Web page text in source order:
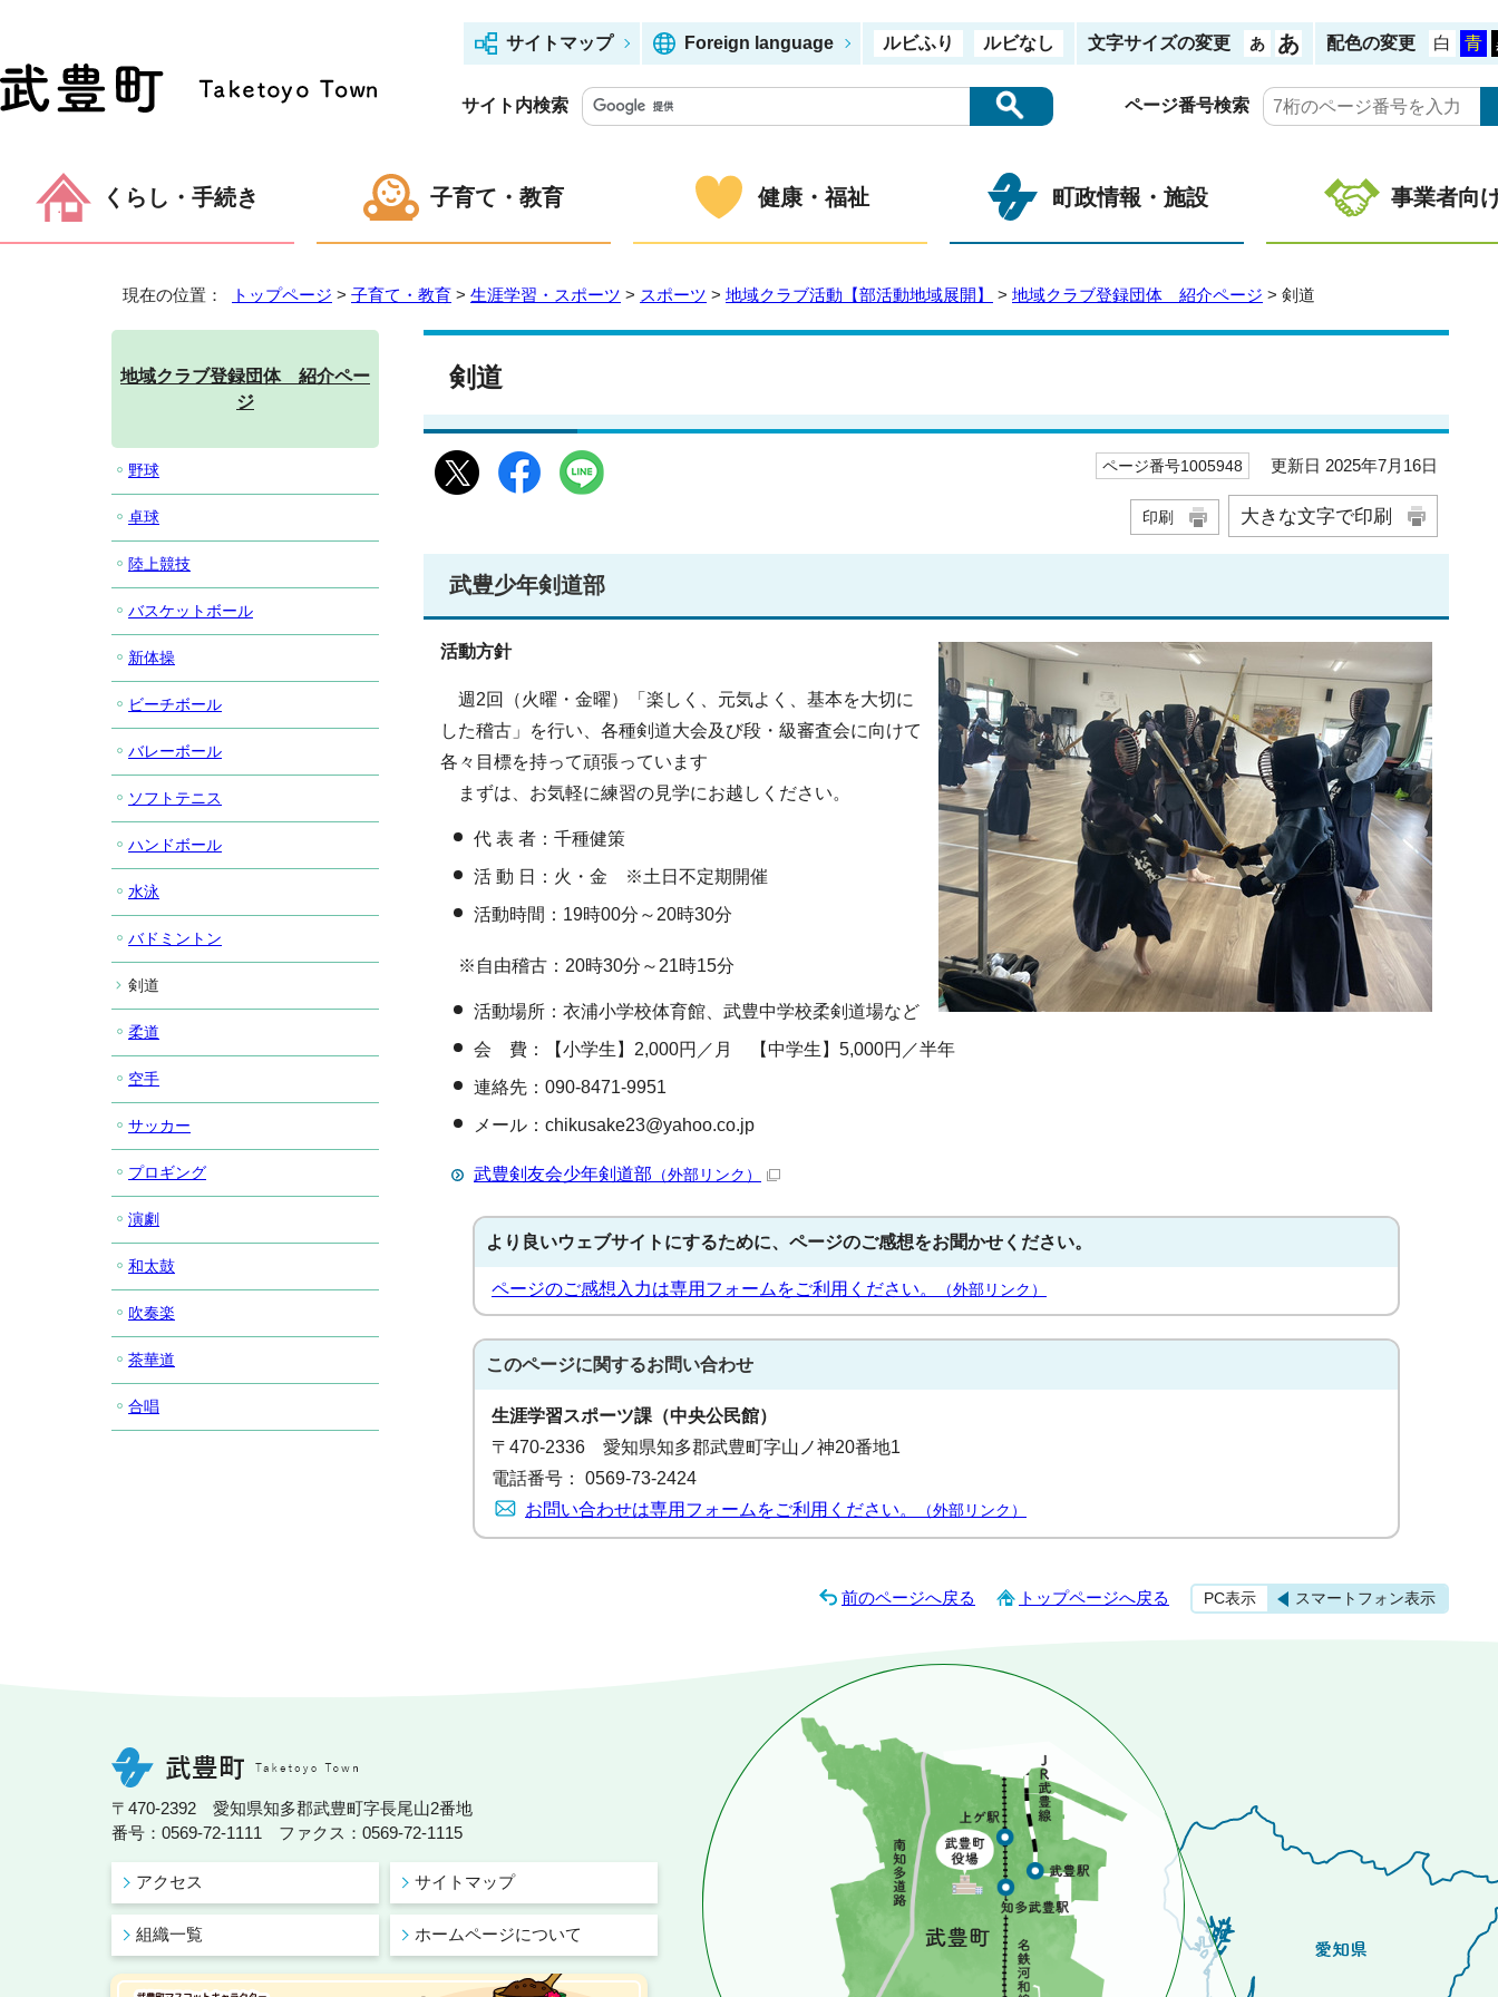
サイトマップ Foreign language ルビふり ルビなし 文字サイズの変更 配色の変更
サイト内検索 ページ番号検索
くらし・手続き 子育て・教育 健康・福祉 町政情報・施設 事業者向
現在の位置： トップページ > 子育て・教育 > 生涯学習・スポーツ > スポーツ > 地域クラブ活動【部活動地域展開】 > 地域クラブ登録団体 紹介ページ > 剣道
剣道
ページ番号1005948 更新日 2025年7月16日
印刷 大きな文字で印刷
武豊少年剣道部
活動方針
週2回（火曜・金曜）「楽しく、元気よく、基本を大切に
した稽古」を行い、各種剣道大会及び段・級審査会に向けて
各々目標を持って頑張っています
まずは、お気軽に練習の見学にお越しください。
代 表 者：千種健策
活 動 日：火・金 ※土日不定期開催
活動時間：19時00分～20時30分
※自由稽古：20時30分～21時15分
活動場所：衣浦小学校体育館、武豊中学校柔剣道場など
会 費：【小学生】2,000円／月 【中学生】5,000円／半年
連絡先：090-8471-9951
メール：chikusake23@yahoo.co.jp
武豊剣友会少年剣道部 （外部リンク）
より良いウェブサイトにするために、ページのご感想をお聞かせください。
ページのご感想入力は専用フォームをご利用ください。 （外部リンク）
このページに関するお問い合わせ
生涯学習スポーツ課（中央公民館）
〒470-2336 愛知県知多郡武豊町字山ノ神20番地1
電話番号： 0569-73-2424
お問い合わせは専用フォームをご利用ください。
（外部リンク）
地域クラブ登録団体 紹介ペー
ジ
野球
卓球
陸上競技
バスケットボール
新体操
ビーチボール
バレーボール
ソフトテニス
ハンドボール
水泳
バドミントン
剣道
柔道
空手
サッカー
プロギング
演劇
和太鼓
吹奏楽
茶華道
合唱
前のページへ戻る トップページへ戻る PC表示 スマートフォン表示
〒470-2392 愛知県知多郡武豊町字長尾山2番地
番号：0569-72-1111 ファクス：0569-72-1115
アクセス サイトマップ
組織一覧 ホームページについて